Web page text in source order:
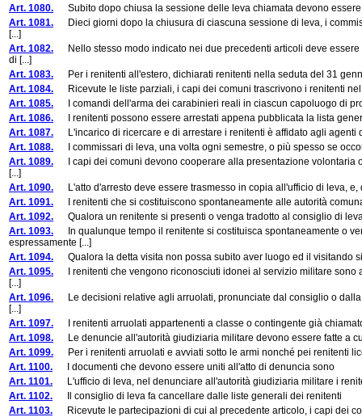
Art. 1080. Subito dopo chiusa la sessione delle leva chiamata devono
Art. 1081. Dieci giorni dopo la chiusura di ciascuna sessione di leva, i
[...]
Art. 1082. Nello stesso modo indicato nei due precedenti articoli deve
di [...]
Art. 1083. Per i renitenti all'estero, dichiarati renitenti nella seduta del 31
Art. 1084. Ricevute le liste parziali, i capi dei comuni trascrivono i renitenti
Art. 1085. I comandi dell'arma dei carabinieri reali in ciascun capoluogo di
Art. 1086. I renitenti possono essere arrestati appena pubblicata la lista
Art. 1087. L'incarico di ricercare e di arrestare i renitenti è affidato agli agenti
Art. 1088. I commissari di leva, una volta ogni semestre, o più spesso se
Art. 1089. I capi dei comuni devono cooperare alla presentazione volontaria
[...]
Art. 1090. L'atto d'arresto deve essere trasmesso in copia all'ufficio di leva,
Art. 1091. I renitenti che si costituiscono spontaneamente alle autorità
Art. 1092. Qualora un renitente si presenti o venga tradotto al consiglio di
Art. 1093. In qualunque tempo il renitente si costituisca spontaneamente o
espressamente [...]
Art. 1094. Qualora la detta visita non possa subito aver luogo ed il visitando
Art. 1095. I renitenti che vengono riconosciuti idonei al servizio militare sono
[...]
Art. 1096. Le decisioni relative agli arruolati, pronunciate dal consiglio o
[...]
Art. 1097. I renitenti arruolati appartenenti a classe o contingente già
Art. 1098. Le denuncie all'autorità giudiziaria militare devono essere fatte a
Art. 1099. Per i renitenti arruolati e avviati sotto le armi nonché pei renitenti
Art. 1100. I documenti che devono essere uniti all'atto di denuncia sono
Art. 1101. L'ufficio di leva, nel denunciare all'autorità giudiziaria militare i
Art. 1102. Il consiglio di leva fa cancellare dalle liste generali dei renitenti
Art. 1103. Ricevute le partecipazioni di cui al precedente articolo, i capi dei